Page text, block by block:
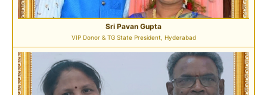
Sri Desu Ramesh Babu & Smt. Padmavathi